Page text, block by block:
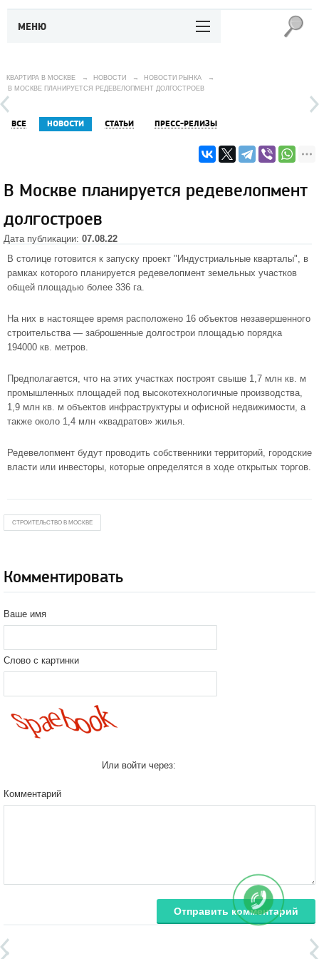
МЕНЮ
КВАРТИРА В МОСКВЕ → НОВОСТИ → НОВОСТИ РЫНКА
→
В МОСКВЕ ПЛАНИРУЕТСЯ РЕДЕВЕЛОПМЕНТ ДОЛГОСТРОЕВ
ВСЕ НОВОСТИ СТАТЬИ ПРЕСС-РЕЛИЗЫ
В Москве планируется редевелопмент
долгостроев
Дата публикации: 07.08.22
В столице готовится к запуску проект "Индустриальные кварталы", в
рамках которого планируется редевелопмент земельных участков
общей площадью более 336 га.
На них в настоящее время расположено 16 объектов незавершенного
строительства — заброшенные долгострои площадью порядка
194000 кв. метров.
Предполагается, что на этих участках построят свыше 1,7 млн кв. м
промышленных площадей под высокотехнологичные производства,
1,9 млн кв. м объектов инфраструктуры и офисной недвижимости, а
также около 1,4 млн «квадратов» жилья.
Редевелопмент будут проводить собственники территорий, городские
власти или инвесторы, которые определятся в ходе открытых торгов.
СТРОИТЕЛЬСТВО В МОСКВЕ
Комментировать
Ваше имя
Слово с картинки
Или войти через:
Комментарий
Отправить комментарий